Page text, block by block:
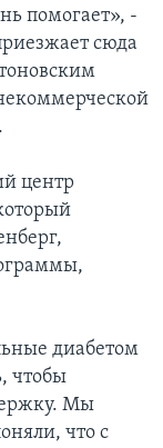
помогает», -
сюда
центр
диабетом
чтобы
Мы
что с